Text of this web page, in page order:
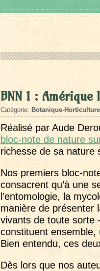
BNN 1 : Amérique
Catégorie: Botanique-Horticulture
Réalisé par Aude
bloc-note de nature
richesse de sa nature
Nos premiers bloc-
consacrent qu’à une
l’entomologie, la
manière de présenter
vivants de toute sorte
constituent
Bien entendu, ces
Dès lors que nos